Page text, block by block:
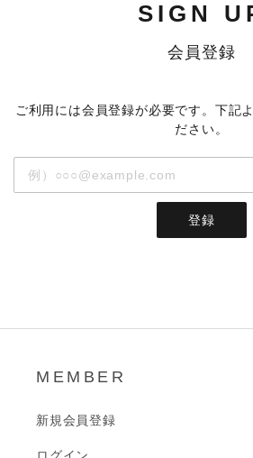
SIGN
会員登録
ご利用には会員登録が必要です。下記
ださい。
登録
MEMBER
新規会員登録